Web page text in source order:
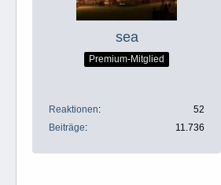
sea
Premium-Mitglied
Reaktionen
52
Beiträge
11.736